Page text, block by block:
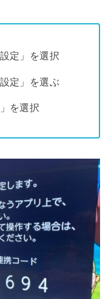
定」を選択
定」を選ぶ
を選択